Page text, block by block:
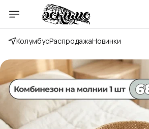
КолумбусРаспродажаНовинки